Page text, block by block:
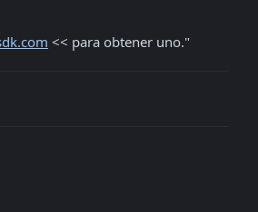
<< para obtener uno."